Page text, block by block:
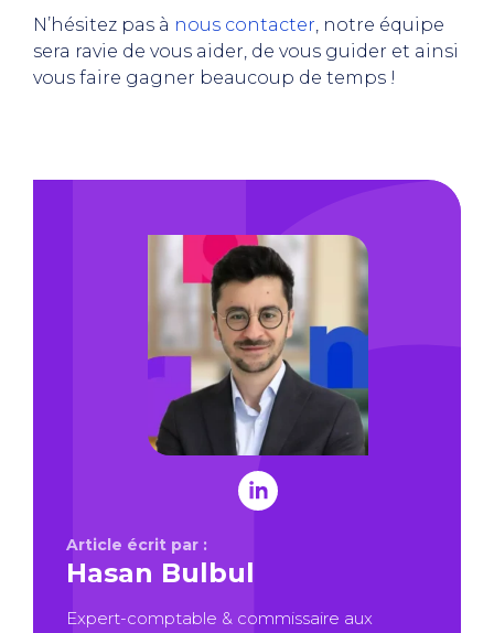
N’hésitez pas à nous contacter, notre équipe
sera ravie de vous aider, de vous guider et ainsi
vous faire gagner beaucoup de temps !
Article écrit par :
Hasan Bulbul
Expert-comptable & commissaire aux